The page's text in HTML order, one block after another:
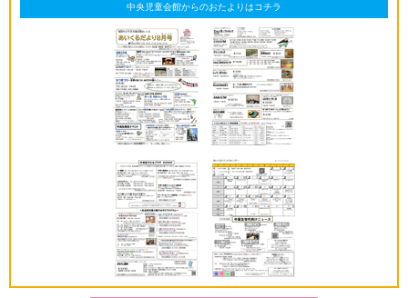
中央児童会館からのおたよりはコチラ